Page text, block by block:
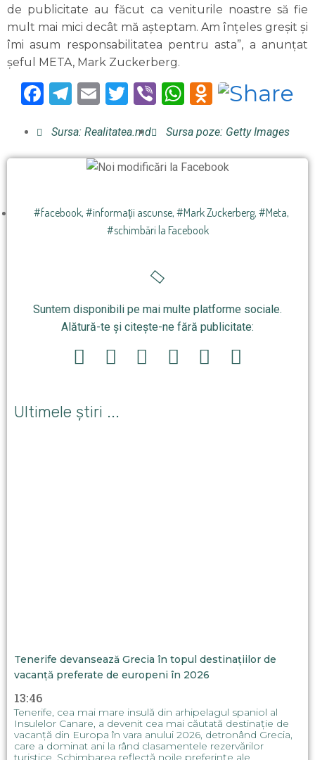
de publicitate au făcut ca veniturile noastre să fie
mult mai mici decât mă așteptam. Am înțeles greșit și
îmi asum responsabilitatea pentru asta”, a anunțat
șeful META, Mark Zuckerberg.
Facebook
Telegram
EmailTwitter
ViberWhatsApp
Sursa: Realitatea.md Sursa poze: Getty Images
#facebook, #informații ascunse, #Mark Zuckerberg, #Meta,
#schimbări la Facebook
Suntem disponibili pe mai multe platforme sociale.
Alătură-te și citește-ne fără publicitate:
Ultimele știri ...
Tenerife devansează Grecia în topul destinațiilor de
vacanță preferate de europeni în 2026
13:46
Tenerife, cea mai mare insulă din arhipelagul spaniol al
Insulelor Canare, a devenit cea mai căutată destinație de
vacanță din Europa în vara anului 2026, detronând Grecia,
care a dominat ani la rând clasamentele rezervărilor
turistice. Schimbarea reflectă noile preferințe ale